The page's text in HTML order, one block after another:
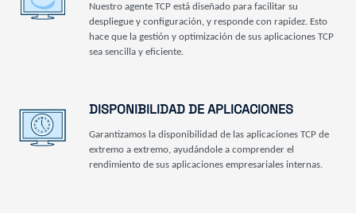
Nuestro agente TCP está diseñado para facilitar su
despliegue y configuración, y responde con rapidez. Esto
hace que la gestión y optimización de sus aplicaciones TCP
sea sencilla y eficiente.
DISPONIBILIDAD DE APLICACIONES
Garantizamos la disponibilidad de las aplicaciones TCP de
extremo a extremo, ayudándole a comprender el
rendimiento de sus aplicaciones empresariales internas.